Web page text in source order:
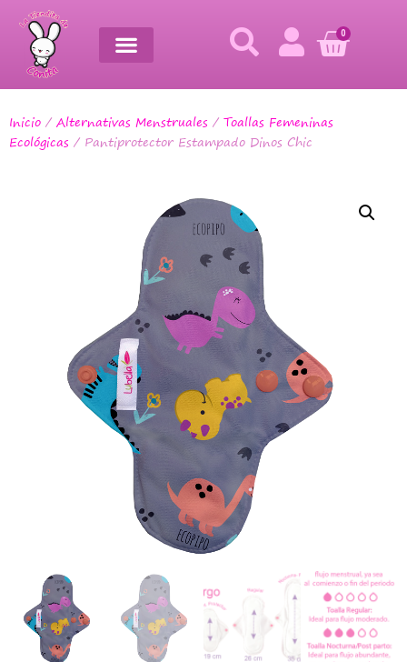
0
Inicio / Alternativas Menstruales / Toallas Femeninas
Ecológicas / Pantiprotector Estampado Dinos Chic